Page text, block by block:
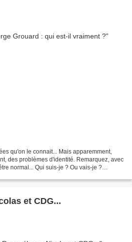
qu'on le connait... Mais apparemment,
des problèmes d'identité. Remarquez, avec
normal... Qui suis-je ? Ou vais-je ?
et CDG...